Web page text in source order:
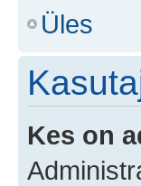
Üles
Kes on